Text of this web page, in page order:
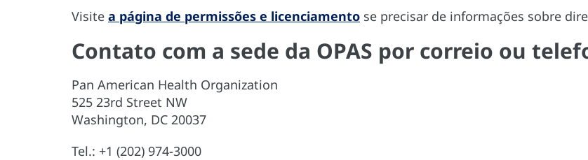
Visite a página de permissões e licenciamento se precisar de informações sobre
Contato com a sede da OPAS por correio ou
Pan American Health Organization
525 23rd Street NW
Washington, DC 20037
Tel.: +1 (202) 974-3000